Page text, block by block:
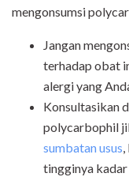
mengonsumsi
Jangan
terhadap obat
alergi yang
Konsultasikan
polycarbophil
sumbatan usus
tingginya kadar